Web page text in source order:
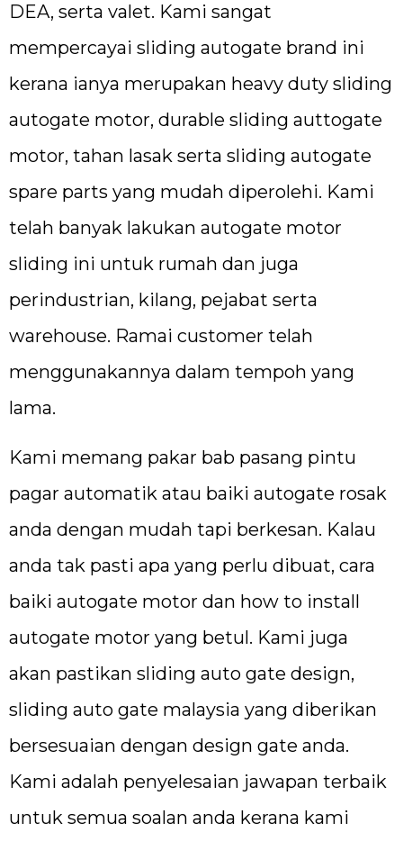
DEA, serta valet. Kami sangat
mempercayai sliding autogate brand ini
kerana ianya merupakan heavy duty sliding
autogate motor, durable sliding auttogate
motor, tahan lasak serta sliding autogate
spare parts yang mudah diperolehi. Kami
telah banyak lakukan autogate motor
sliding ini untuk rumah dan juga
perindustrian, kilang, pejabat serta
warehouse. Ramai customer telah
menggunakannya dalam tempoh yang
lama.
Kami memang pakar bab pasang pintu
pagar automatik atau baiki autogate rosak
anda dengan mudah tapi berkesan. Kalau
anda tak pasti apa yang perlu dibuat, cara
baiki autogate motor dan how to install
autogate motor yang betul. Kami juga
akan pastikan sliding auto gate design,
sliding auto gate malaysia yang diberikan
bersesuaian dengan design gate anda.
Kami adalah penyelesaian jawapan terbaik
untuk semua soalan anda kerana kami